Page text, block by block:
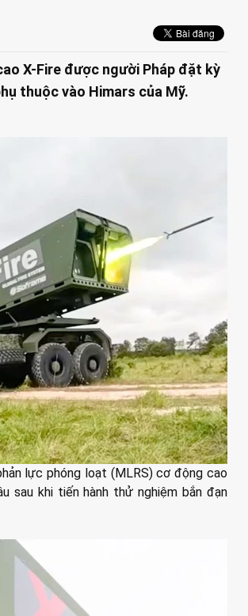
X-Fire được người Pháp đặt kỳ
thuộc vào Himars của Mỹ.
lực phóng loạt (MLRS) cơ động cao
khi tiến hành thử nghiệm bắn đạn